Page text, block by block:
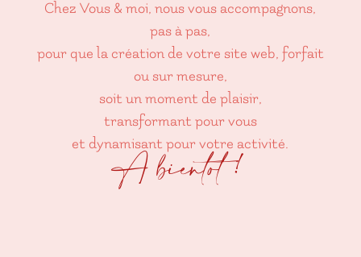
Chez Vous & moi, nous vous accompagnons,
pas à pas,
pour que la création de votre site web, forfait
ou sur mesure,
soit un moment de plaisir,
transformant pour vous
et dynamisant pour votre activité.
A bientôt !